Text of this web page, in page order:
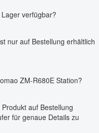
verfügbar?
nur auf Bestellung erhältlich
ZM-R680E Station?
auf Bestellung
für genaue Details zu